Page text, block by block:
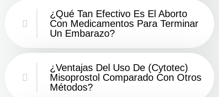
¿Qué Tan Efectivo Es El Aborto
Con Medicamentos Para Terminar
Un Embarazo?
¿Ventajas Del Uso De (Cytotec)
Misoprostol Comparado Con Otros
Métodos?